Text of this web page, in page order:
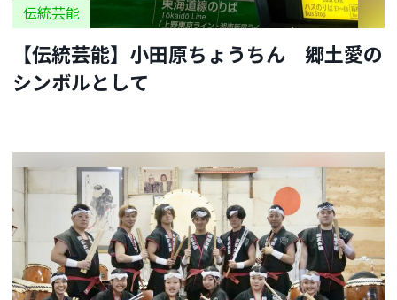
伝統芸能
【伝統芸能】小田原ちょうちん 郷土愛の
シンボルとして